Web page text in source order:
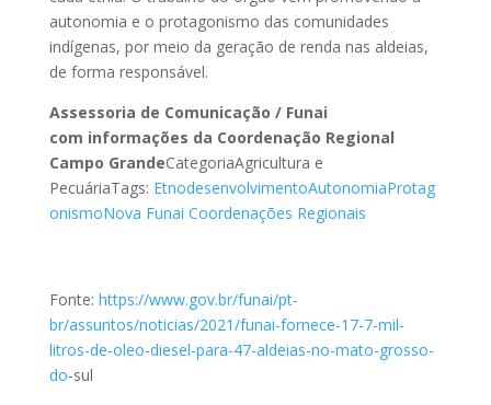
autonomia e o protagonismo das comunidades
indígenas, por meio da geração de renda nas aldeias,
de forma responsável.
Assessoria de Comunicação / Funai
com informações da Coordenação Regional
Campo GrandeCategoriaAgricultura e
PecuáriaTags: EtnodesenvolvimentoAutonomiaProtag
onismoNova Funai Coordenações Regionais
Fonte: https://www.gov.br/funai/pt-
br/assuntos/noticias/2021/funai-fornece-17-7-mil-
litros-de-oleo-diesel-para-47-aldeias-no-mato-grosso-
do-sul